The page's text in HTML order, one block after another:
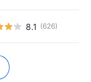
8.1 (626)